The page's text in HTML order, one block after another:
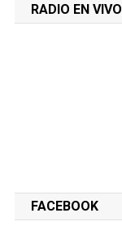
RADIO EN VIVO
FACEBOOK